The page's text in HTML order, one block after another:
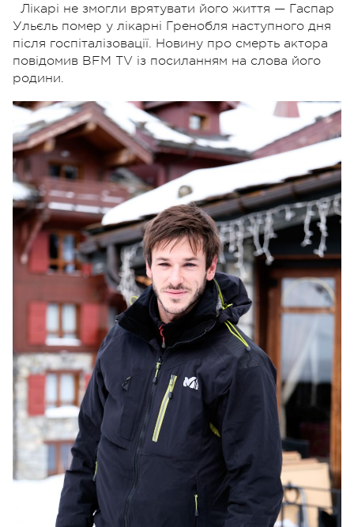
Лікарі не змогли врятувати його життя — Гаспар
Ульєль помер у лікарні Гренобля наступного дня
після госпіталізовації. Новину про смерть актора
повідомив BFM TV із посиланням на слова його
родини.